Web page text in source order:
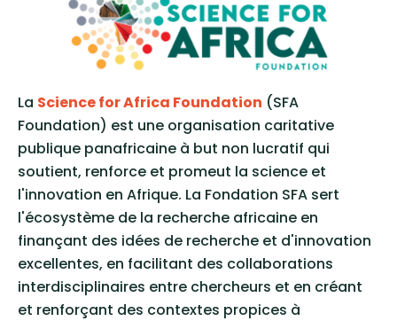
La Science for Africa Foundation (SFA
Foundation) est une organisation caritative
publique panafricaine à but non lucratif qui
soutient, renforce et promeut la science et
l'innovation en Afrique. La Fondation SFA sert
l'écosystème de la recherche africaine en
finançant des idées de recherche et d'innovation
excellentes, en facilitant des collaborations
interdisciplinaires entre chercheurs et en créant
et renforçant des contextes propices à